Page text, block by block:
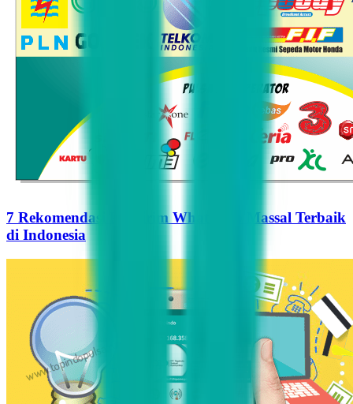
7 Rekomendasi Pengirim WhatsApp Massal Terbaik
di Indonesia